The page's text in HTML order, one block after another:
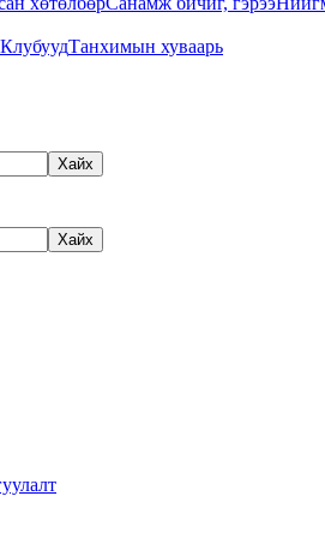
КлубуудТанхимын хуваарь
Хайх
Хайх